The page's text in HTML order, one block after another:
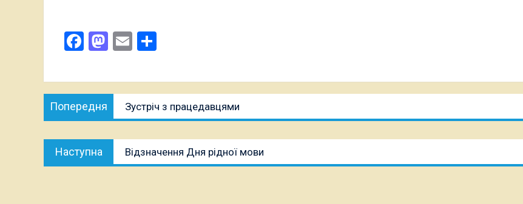
Facebook
Mastodon
Email
Навігація
записів
Попередня
публікація:
Зустріч з працедавцями
Наступна
публікація:
Відзначення Дня рідної мови